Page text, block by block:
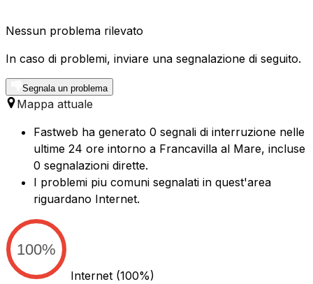
Nessun problema rilevato
In caso di problemi, inviare una segnalazione di seguito.
Segnala un problema
Mappa attuale
Fastweb ha generato 0 segnali di interruzione nelle
ultime 24 ore intorno a Francavilla al Mare, incluse
0 segnalazioni dirette.
I problemi piu comuni segnalati in quest'area
riguardano Internet.
100%
Internet (100%)